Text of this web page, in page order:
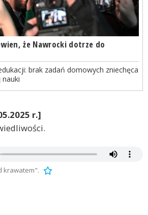
że Nawrocki dotrze do
brak zadań domowych zniechęca
r.]
krawatem".